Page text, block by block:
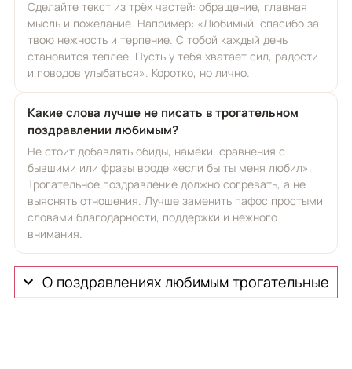
Сделайте текст из трёх частей: обращение, главная
мысль и пожелание. Например: «Любимый, спасибо за
твою нежность и терпение. С тобой каждый день
становится теплее. Пусть у тебя хватает сил, радости
и поводов улыбаться». Коротко, но лично.
Какие слова лучше не писать в трогательном
поздравлении любимым?
Не стоит добавлять обиды, намёки, сравнения с
бывшими или фразы вроде «если бы ты меня любил».
Трогательное поздравление должно согревать, а не
выяснять отношения. Лучше заменить пафос простыми
словами благодарности, поддержки и нежного
внимания.
О поздравлениях любимым трогательные